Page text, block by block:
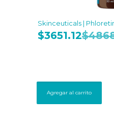
Skinceuticals |
$3651.12$
Agregar al carrito